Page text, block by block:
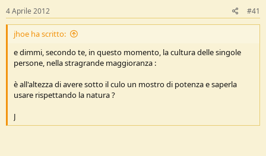
s
c
u
s
s
i
o
n
e
i
o
4 Aprile 2012 #41
jhoe ha scritto:
e dimmi, secondo te, in questo momento, la cultura delle singole
persone, nella stragrande maggioranza :
è all'altezza di avere sotto il culo un mostro di potenza e saperla
usare rispettando la natura ?
J